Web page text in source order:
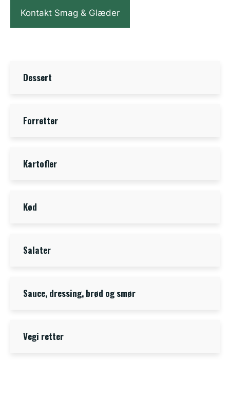
Kontakt Smag & Glæder
Dessert
Forretter
Kartofler
Kød
Salater
Sauce, dressing, brød og smør
Vegi retter